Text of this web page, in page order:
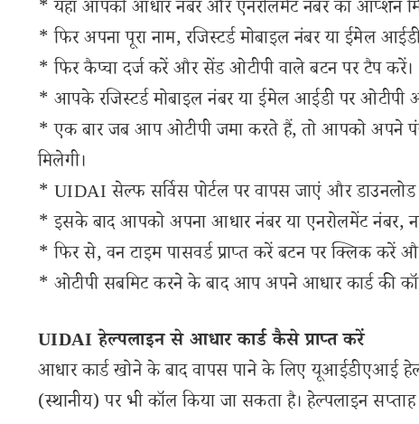
* यहां आपको आधार नंबर और एनरोलमेंट नंबर का ऑप्शन
* फिर अपना पूरा नाम, रजिस्टर्ड मोबाइल नंबर या ईमेल
* फिर कैप्चा दर्ज करें और सेंड ओटीपी वाले बटन पर टैप करें।
* आपके रजिस्टर्ड मोबाइल नंबर या ईमेल आईडी पर ओटीपी
* एक बार जब आप ओटीपी जमा करते हैं, तो आपको अपने
मिलेगी।
* UIDAI सेल्फ सर्विस पोर्टल पर वापस जाएं और
* इसके बाद आपको अपना आधार नंबर या एनरोलमेंट नंबर,
* फिर से, वन टाइम पासवर्ड प्राप्त करें बटन पर क्लिक
* ओटीपी सबमिट करने के बाद आप अपने आधार कार्ड की
UIDAI हेल्पलाइन से आधार कार्ड कैसे प्राप्त करें
आधार कार्ड खोने के बाद वापस पाने के लिए यूआईडीएआई
(स्थानीय) पर भी कॉल किया जा सकता है। हेल्पलाइन